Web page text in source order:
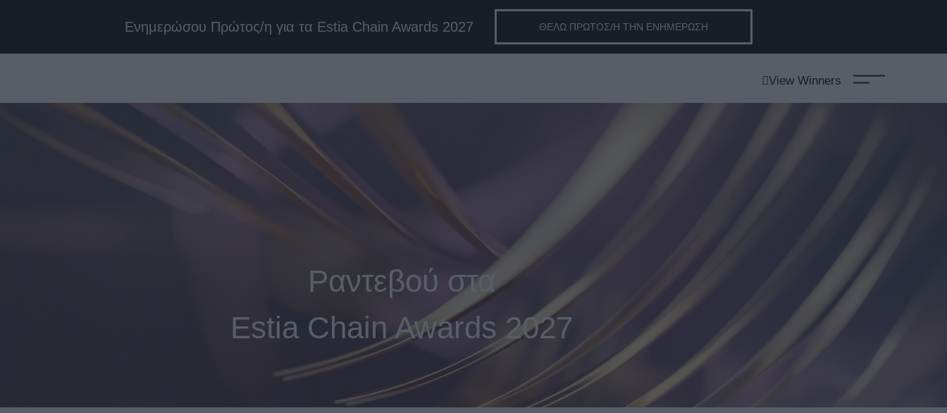
Ενημερώσου Πρώτος/η για τα Estia Chain Awards 2027 ΘΕΛΩ ΠΡΩΤΟΣ/Η ΤΗΝ ΕΝΗΜΕΡΩΣΗ
View Winners
Ραντεβού στα
Estia Chain Awards 2027